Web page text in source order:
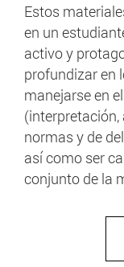
Estos
en un
activo y
profundizar en
manejarse en
normas y de
así como ser
conjunto de la